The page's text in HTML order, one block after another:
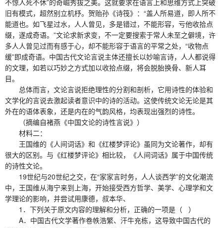
旧有模式，超然别立机杼。贺贻孙《诗筏》：“盖人所易道，即人所不
能道也。如飞星过水，人人曾见，多是错过，不能形容，亏他收拾点
缀，遂成奇语。”文论求新求变，不一定要搜索于常人未至之僻境，许
多人人曾见过而有感于心，却不能形容于语言的平常之处，“收物点
缓”即成奇语。中国古代文论言说主体还擅长以妙喻言诗，人人都说得
的文理，如若以巧妙之方式加以收拾点缀，将会脱胎换骨、新人耳
目。
总体而言，文论言说拒绝理性的分割和剖析，它用诗性的体验和
文学化的言说去激起读者意识中的诗的活动。这使传统文论无论是其
外在的语体表象，还是内在的气韵风格，均表现出强烈的诗性。
（摘编自褚燕《中国文论的诗性言说》）
材料二：
王国维的《人间词话》和《红楼梦评论》虽同为文论著作，却有
很大的区别。与《红楼梦评论》相比较，《人间词话》属于中国传统
的诗性文论。
19世纪与20世纪之交，在“家家言时务，人人谈西学”的文化潮流
中，王国维从海宁来到上海，开始接受西方哲学、美学、心理学和文
学理论的影响，并尝试用康德，叔本华、
1．下列关于原文内容的理解和分析，正确的一项是（ ）
A．中国古代文学著作卷帙浩繁、汗牛充栋，这导致中国古代的